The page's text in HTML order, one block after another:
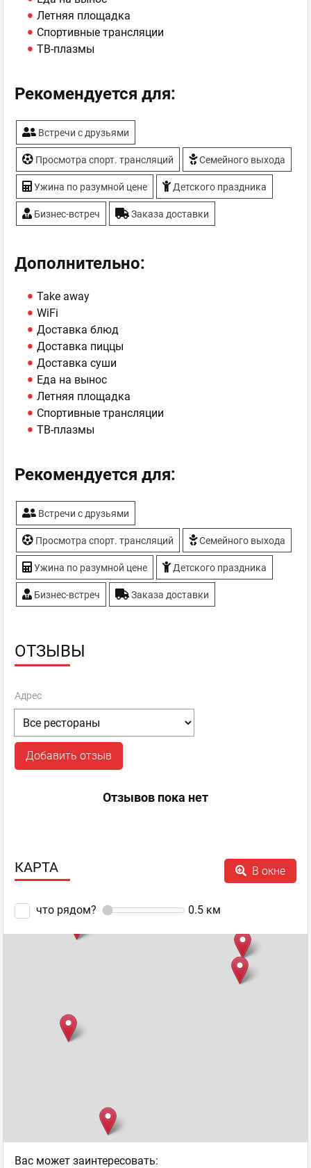
Летняя площадка
Спортивные трансляции
ТВ-плазмы
Рекомендуется для:
Встречи с друзьями
Просмотра спорт. трансляций Семейного выхода
Ужина по разумной цене Детского праздника
Бизнес-встреч Заказа доставки
Дополнительно:
Take away
WiFi
Доставка блюд
Доставка пиццы
Доставка суши
Еда на вынос
Летняя площадка
Спортивные трансляции
ТВ-плазмы
Рекомендуется для:
Встречи с друзьями
Просмотра спорт. трансляций Семейного выхода
Ужина по разумной цене Детского праздника
Бизнес-встреч Заказа доставки
ОТЗЫВЫ
Адрес
Добавить отзыв
Отзывов пока нет
КАРТА В окне
что рядом? 0.5 км
Ваc может заинтересовать: